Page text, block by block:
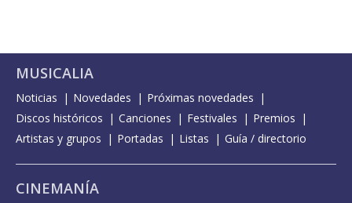
MUSICALIA
Noticias Novedades
Próximas novedades
Discos históricos
Canciones Festivales
Premios
Artistas y grupos
Portadas Listas Guía / directorio
CINEMANÍA